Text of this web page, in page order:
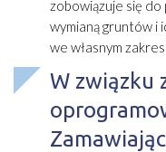
zobowiązuje się do
wymianą gruntów i
we własnym
W związku